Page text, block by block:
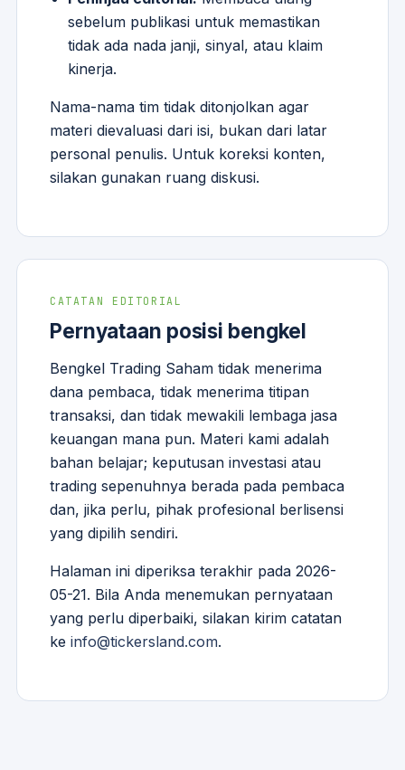
sebelum publikasi untuk memastikan
tidak ada nada janji, sinyal, atau klaim
kinerja.
Nama-nama tim tidak ditonjolkan agar
materi dievaluasi dari isi, bukan dari latar
personal penulis. Untuk koreksi konten,
silakan gunakan ruang diskusi.
CATATAN EDITORIAL
Pernyataan posisi bengkel
Bengkel Trading Saham tidak menerima
dana pembaca, tidak menerima titipan
transaksi, dan tidak mewakili lembaga jasa
keuangan mana pun. Materi kami adalah
bahan belajar; keputusan investasi atau
trading sepenuhnya berada pada pembaca
dan, jika perlu, pihak profesional berlisensi
yang dipilih sendiri.
Halaman ini diperiksa terakhir pada 2026-
05-21. Bila Anda menemukan pernyataan
yang perlu diperbaiki, silakan kirim catatan
ke info@tickersland.com.